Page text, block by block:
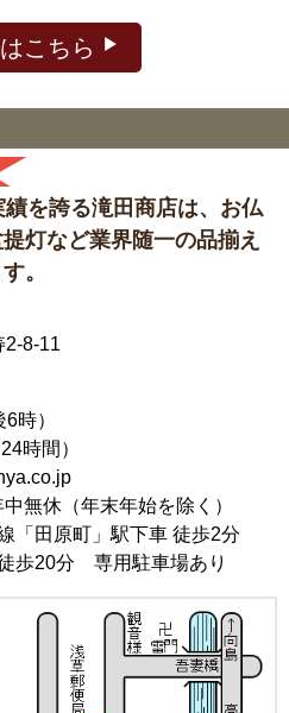
こちら
を誇る滝田商店は、 お仏
灯など業界随一の品揃え
。
2-8-11
時）
時間）
中無休（年末年始を除く）
「田原町」駅下車 徒歩2分
徒歩20分 専用駐車場あり